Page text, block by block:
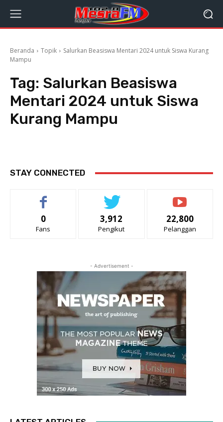
Beranda Topik
Salurkan Beasiswa Mentari 2024 untuk Siswa Kurang
Mampu
Tag: Salurkan Beasiswa
Mentari 2024 untuk Siswa
Kurang Mampu
STAY CONNECTED
0
Fans
3,912
Pengikut
22,800
Pelanggan
- Advertisement -